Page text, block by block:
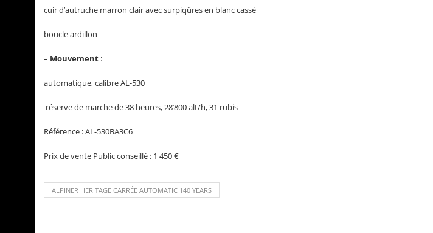
cuir d’autruche marron clair avec surpiqûres en blanc cassé
boucle ardillon
– Mouvement :
automatique, calibre AL-530
réserve de marche de 38 heures, 28’800 alt/h, 31 rubis
Référence : AL-530BA3C6
Prix de vente Public conseillé : 1 450 €
ALPINER HERITAGE CARRÉE AUTOMATIC 140 YEARS